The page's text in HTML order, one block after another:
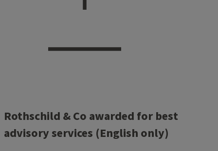
Rothschild & Co awarded for best
advisory services (English only)